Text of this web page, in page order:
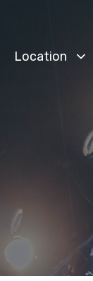
Location